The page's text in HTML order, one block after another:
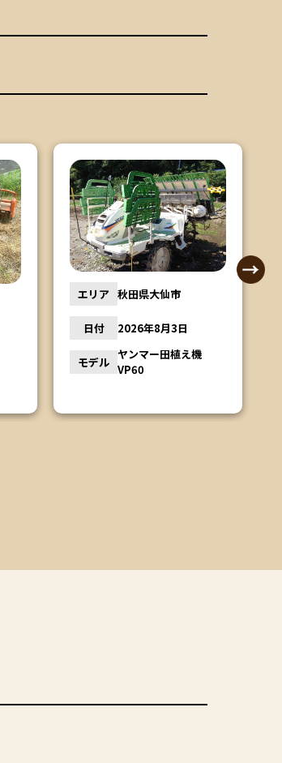
エリア 秋田県大仙市
日付 2026年8月3日
モデル ヤンマー田植え機
VP60